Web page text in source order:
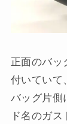
正面のバッ
付いていて
バッグ片側
ド名のガ